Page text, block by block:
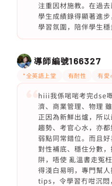
注重因材施教。在過
學生成績錄得顯著進
學習氛圍，陪伴學生穩
導師編號166327
*全英語上堂 有耐性 有愛
hiii我係啱啱考完dse
濟、商業管理、物理
正因為新鮮出爐，所
趨勢、考官心水，亦
弱點同常錯位。而且
對性補底、穩住分數
阱，唔使 亂溫書走冤
得淺白易明，專門幫
tips，令學習冇咁沉悶